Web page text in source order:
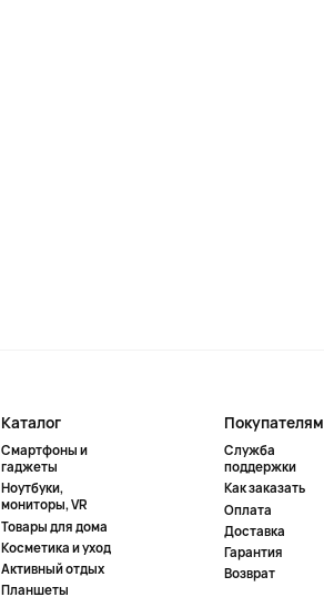
Каталог
Смартфоны и
гаджеты
Ноутбуки,
мониторы, VR
Товары для дома
Косметика и уход
Активный отдых
Планшеты
Покупателям
Служба
поддержки
Как заказать
Оплата
Доставка
Гарантия
Возврат